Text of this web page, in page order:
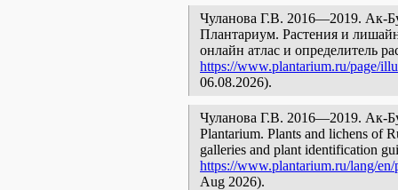
Чуланова Г.В. 2016—2019. Ак-
Плантариум. Растения и
онлайн атлас и определитель
https://www.plantarium.ru/page/
06.08.2026).
Чуланова Г.В. 2016—2019. Ак-
Plantarium. Plants and lichens of
galleries and plant identification
https://www.plantarium.ru/lang/
Aug 2026).